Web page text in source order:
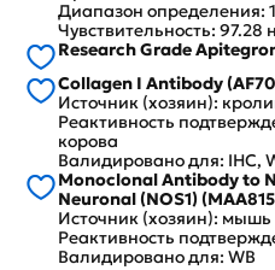
Диапазон определения:
Чувствительность: 97.28
Research Grade
Collagen I Antibody
Источник (хозяин):
Реактивность
корова
Валидировано для: IHC,
Monoclonal Antibody to
Neuronal (NOS1)
Источник (хозяин): мышь
Реактивность
Валидировано для: WB